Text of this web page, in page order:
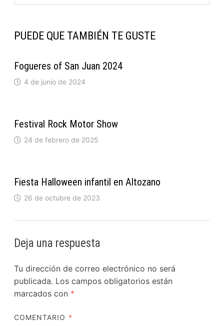
PUEDE QUE TAMBIÉN TE GUSTE
Fogueres of San Juan 2024
4 de junio de 2024
Festival Rock Motor Show
24 de febrero de 2025
Fiesta Halloween infantil en Altozano
26 de octubre de 2023
Deja una respuesta
Tu dirección de correo electrónico no será
publicada. Los campos obligatorios están
marcados con *
COMENTARIO *